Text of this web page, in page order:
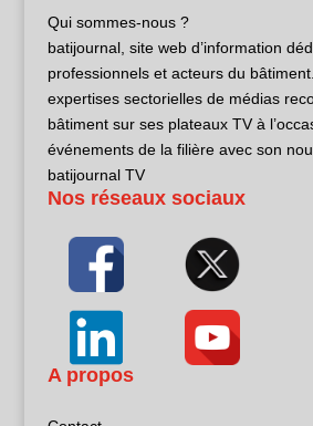
Qui sommes-nous ?
batijournal, site web d’information
professionnels et acteurs du
expertises sectorielles de médias
bâtiment sur ses plateaux TV à
événements de la filière avec son
batijournal TV
Nos réseaux sociaux
A propos